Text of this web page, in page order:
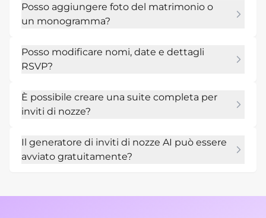
cartolina o un altro formato, quindi esamina le
esigenze di testo, margini e abbondanza prima
Posso aggiungere foto del matrimonio o
un monogramma?
sede, monogrammi, loghi o riferimenti di
colore e chiedi a Mew Design di inserirli nel
Posso modificare nomi, date e dettagli
RSVP?
modificare la gerarchia, aggiungere un sito
Web, rivedere la riga RSVP o cambiare la sede
È possibile creare una suite completa per
inviti di nozze?
dettagliate, salvare le date, biglietti di
ringraziamento, schede menu e versioni di
Il generatore di inviti di nozze AI può essere
avviato gratuitamente?